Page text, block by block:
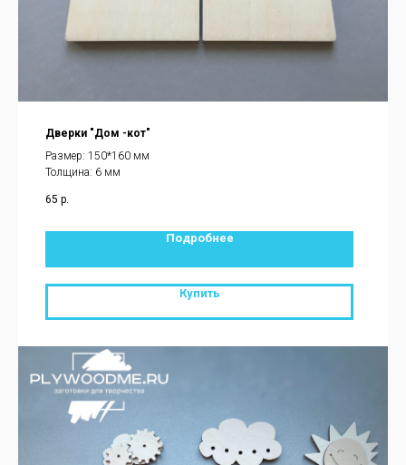
Дверки "Дом -кот"
Размер: 150*160 мм
Толщина: 6 мм
65 р.
Подробнее
Купить